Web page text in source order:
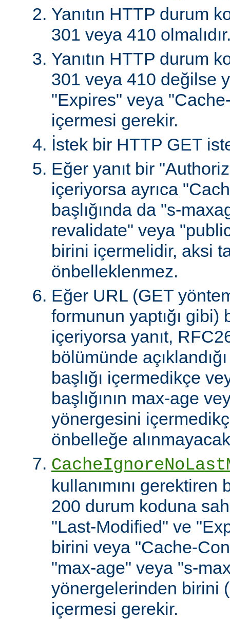
Yanıtın HTTP durum
301 veya 410
Yanıtın HTTP durum
301 veya 410 değilse
"Expires" veya
içermesi gerekir.
İstek bir HTTP GET
Eğer yanıt bir
içeriyorsa ayrıca
başlığında da "s-
revalidate" veya
birini içermelidir, aksi
önbelleklenmez.
Eğer URL (GET
formunun yaptığı
içeriyorsa yanıt,
bölümünde
başlığı içermedikçe
başlığının max-age
yönergesini
önbelleğe
kullanımını gerektiren
200 durum koduna
"Last-Modified" ve
birini veya "Cache-
"max-age" veya "s-
yönergelerinden birini
içermesi gerekir.